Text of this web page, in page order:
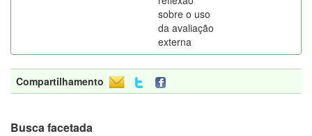
sobre o uso
da avaliação
externa
Compartilhamento
Busca facetada